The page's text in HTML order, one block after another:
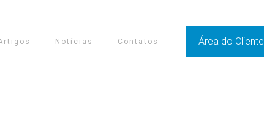
Notícias Contatos Área do Cliente